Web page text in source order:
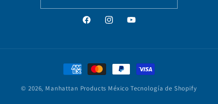
FacebookInstagramYouTube
Formas
de
pago
© 2026, Manhattan Products México Tecnología de Shopify